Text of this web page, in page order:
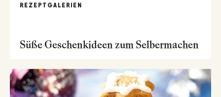
REZEPTGALERIEN
Süße Geschenkideen zum Selbermachen